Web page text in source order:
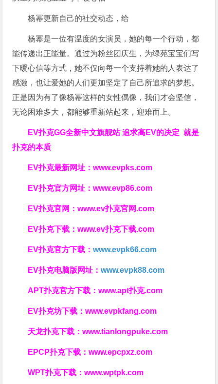
杨幂更新自己的社交动态，给
杨幂是一位有温度的女演员，她的每一个行动，都
能传递出正能量。通过为粉丝团庆生，为绿苑宝宝们写
下暖心信等方式，她不仅向每一个支持着她的人表达了
感激，也让爱她的人们更加坚定了自己所追求的梦想。
正是因为有了像杨幂这样的女性偶像，我们才会坚信，
无论困难多大，都能够重新站起来，迎难而上。
EV扑克GG全新中文旗舰站追求高EV的决定就是
扑克的本质
EV扑克最新网址：www.evpks.com
EV扑克官方网址：www.evp86.com
EV扑克官网：www.ev扑克官网.com
EV扑克下载：www.ev扑克下载.com
EV扑克官方下载：www.evpk66.com
EV扑克电脑版网址：www.evpk88.com
APT扑克官方下载：www.apt扑克.com
EV扑克坊下载：www.evpkfang.com
天龙扑克下载：www.tianlongpuke.com
EPCP扑克下载：www.epcpxz.com
WPT扑克下载：www.wptpk.com